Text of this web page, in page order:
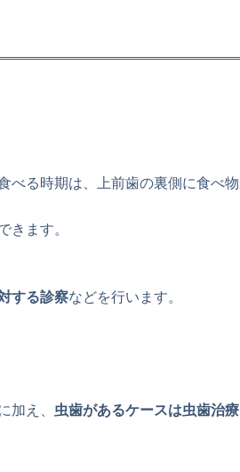
べる時期は、上前歯の裏側に食べ
きます。
する診察などを行います。
加え、 虫歯があるケースは虫歯治療